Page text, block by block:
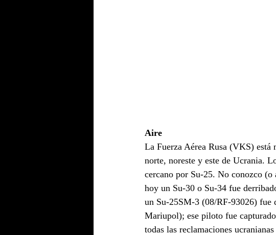
Aire
La Fuerza Aérea Rusa (VKS) está
norte, noreste y este de Ucrania.
cercano por Su-25. No conozco
hoy un Su-30 o Su-34 fue
un Su-25SM-3 (08/RF-93026) fue
Mariupol); ese piloto fue
todas las reclamaciones